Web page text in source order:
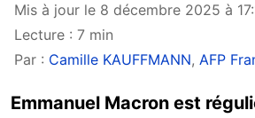
Mis à jour le 8 décembre 2025 à
Lecture : 7 min
Par : Camille KAUFFMANN, AFP
Emmanuel Macron est